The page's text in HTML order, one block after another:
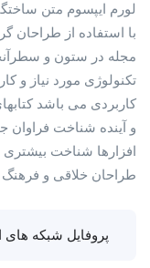
لورم ایپسوم متن
با استفاده از طراحان
مجله در ستون و
تکنولوژی مورد نیاز و
کاربردی می باشد
و آینده شناخت فراوان
افزارها شناخت
طراحان خلاقی و فرهنگ
پروفایل شبکه های